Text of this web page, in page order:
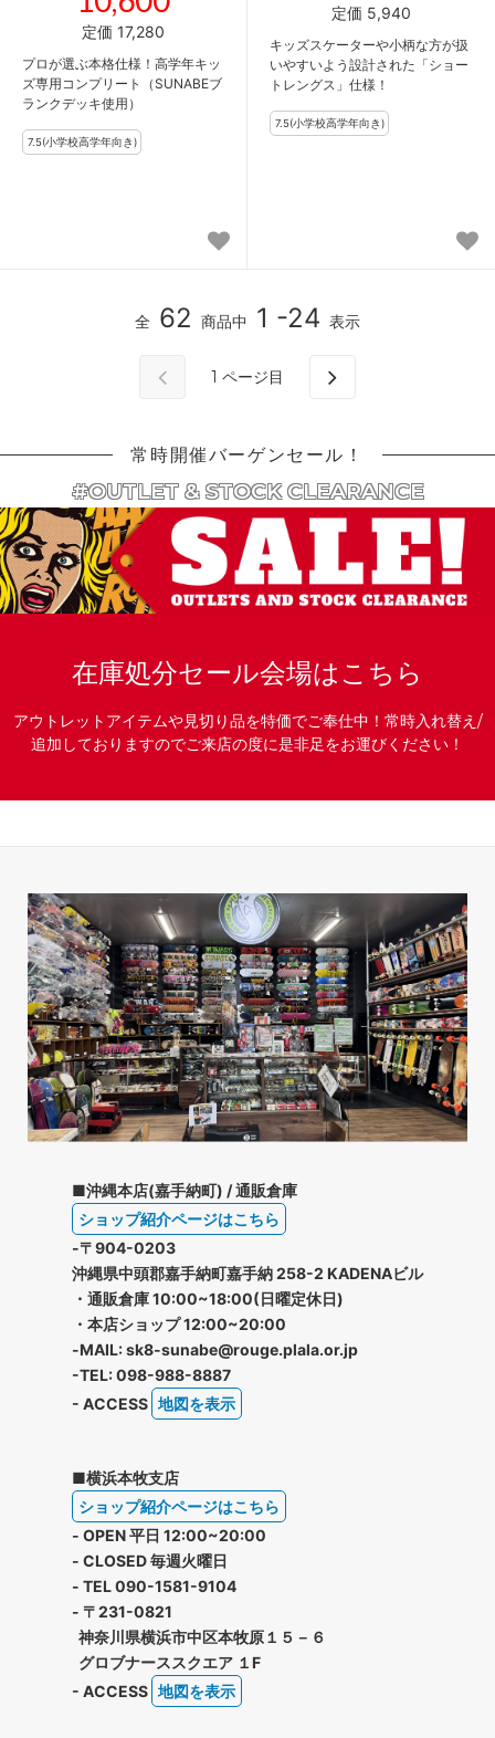
定価 17,280
プロが選ぶ本格仕様！高学年キッ
ズ専用コンプリート（SUNABEブ
ランクデッキ使用）
定価 5,940
キッズスケーターや小柄な方が扱
いやすいよう設計された「ショー
トレングス」仕様！
全 62 商品中 1 -24 表示
1 ページ目
常時開催バーゲンセール！
#OUTLET & STOCK CLEARANCE
在庫処分セール会場はこちら
アウトレットアイテムや見切り品を特価でご奉仕中！常時入れ替え/
追加しておりますのでご来店の度に是非足をお運びください！
■沖縄本店(嘉手納町) / 通販倉庫
ショップ紹介ページはこちら
-〒904-0203
沖縄県中頭郡嘉手納町嘉手納 258-2 KADENAビル
・通販倉庫 10:00~18:00(日曜定休日)
・本店ショップ 12:00~20:00
-MAIL: sk8-sunabe@rouge.plala.or.jp
-TEL: 098-988-8887
- ACCESS 地図を表示
■横浜本牧支店
ショップ紹介ページはこちら
- OPEN 平日 12:00~20:00
- CLOSED 毎週火曜日
- TEL 090-1581-9104
- 〒231-0821
神奈川県横浜市中区本牧原１５－６
グロブナーススクエア １F
- ACCESS 地図を表示